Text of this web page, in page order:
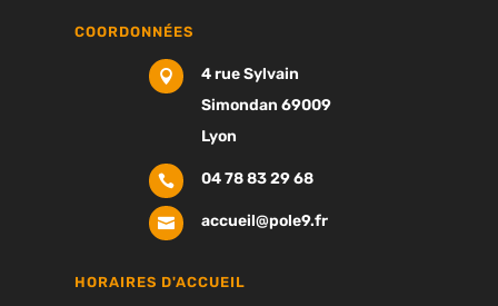
COORDONNÉES

4 rue Sylvain
Simondan 69009
Lyon
 04 78 83 29 68
 accueil@pole9.fr
HORAIRES D'ACCUEIL